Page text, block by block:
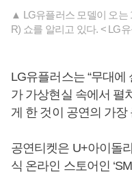
▲ LG유플러스 모델이 오는
R) 쇼를 알리고 있다. < LG
LG유플러스는 “무대
가 가상현실 속에서 펼
게 한 것이 공연의 가장
공연티켓은 U+아이돌
식 온라인 스토어인